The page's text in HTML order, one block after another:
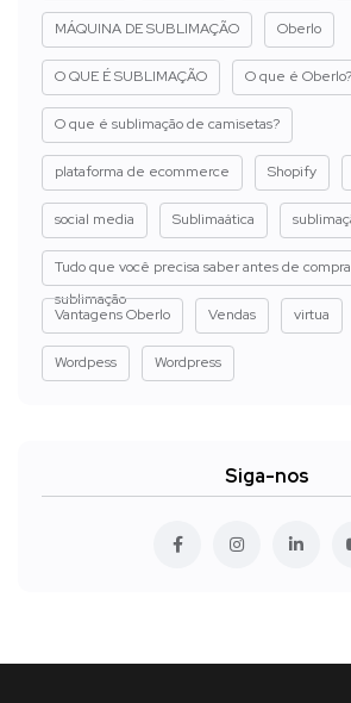
MÁQUINA DE SUBLIMAÇÃO Oberlo
O QUE É SUBLIMAÇÃO O que é Oberlo?
O que é sublimação de camisetas?
plataforma de ecommerce Shopify
social media Sublimaática
Tudo que você precisa saber antes de
sublimação
Vantagens Oberlo
Vendas virtua
Wordpess Wordpress
Siga-nos